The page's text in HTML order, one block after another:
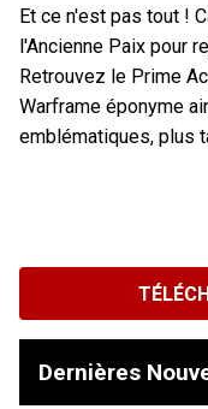
Et ce n'est pas tout !
l'Ancienne Paix pour
Retrouvez le Prime
Warframe éponyme
emblématiques, plus
Dernières